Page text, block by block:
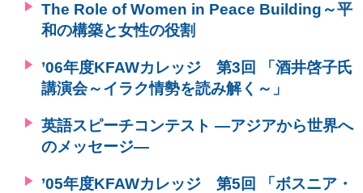
教育
ジェンダー
持続可能な開発
人権
平和構築
その他
The Role of Women in Peace Building～平
和の構築と女性の役割
’06年度KFAWカレッジ 第3回 「酒井啓子氏
講演会～イラク情勢を読み解く～」
英語スピーチコンテスト ―アジアから世界へ
のメッセージ―
’05年度KFAWカレッジ 第5回 「ボスニア・